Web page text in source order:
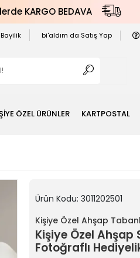
KARGO BEDAVA
Bayilik bi'aldım da Satış Yap
ÖZEL ÜRÜNLER KARTPOSTAL
Ürün Kodu: 3011202501
Kişiye Özel Ahşap
Kişiye Özel Ahşap
Fotoğraflı